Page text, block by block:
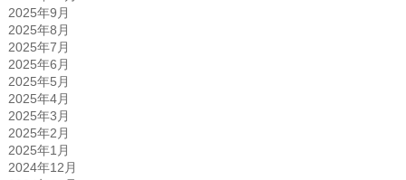
2025年9月
2025年8月
2025年7月
2025年6月
2025年5月
2025年4月
2025年3月
2025年2月
2025年1月
2024年12月